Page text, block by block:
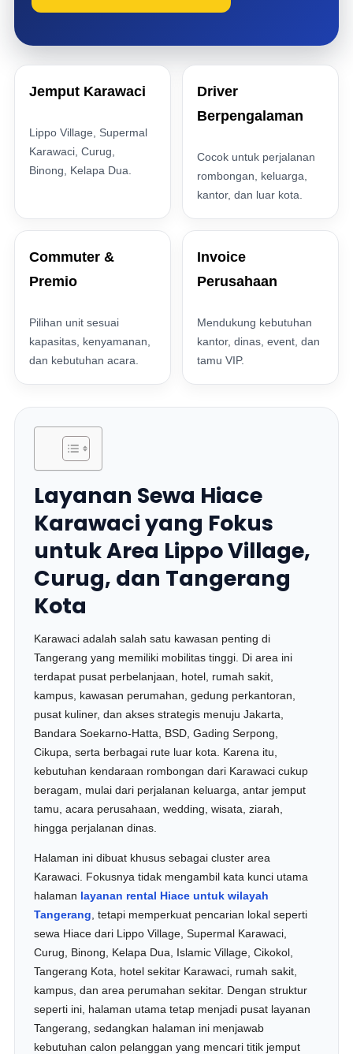
Jemput Karawaci
Lippo Village, Supermal
Karawaci, Curug,
Binong, Kelapa Dua.
Driver
Berpengalaman
Cocok untuk perjalanan
rombongan, keluarga,
kantor, dan luar kota.
Commuter &
Premio
Pilihan unit sesuai
kapasitas, kenyamanan,
dan kebutuhan acara.
Invoice
Perusahaan
Mendukung kebutuhan
kantor, dinas, event, dan
tamu VIP.
Layanan Sewa Hiace
Karawaci yang Fokus
untuk Area Lippo Village,
Curug, dan Tangerang
Kota
Karawaci adalah salah satu kawasan penting di
Tangerang yang memiliki mobilitas tinggi. Di area ini
terdapat pusat perbelanjaan, hotel, rumah sakit,
kampus, kawasan perumahan, gedung perkantoran,
pusat kuliner, dan akses strategis menuju Jakarta,
Bandara Soekarno-Hatta, BSD, Gading Serpong,
Cikupa, serta berbagai rute luar kota. Karena itu,
kebutuhan kendaraan rombongan dari Karawaci cukup
beragam, mulai dari perjalanan keluarga, antar jemput
tamu, acara perusahaan, wedding, wisata, ziarah,
hingga perjalanan dinas.
Halaman ini dibuat khusus sebagai cluster area
Karawaci. Fokusnya tidak mengambil kata kunci utama
halaman layanan rental Hiace untuk wilayah
Tangerang , tetapi memperkuat pencarian lokal seperti
sewa Hiace dari Lippo Village, Supermal Karawaci,
Curug, Binong, Kelapa Dua, Islamic Village, Cikokol,
Tangerang Kota, hotel sekitar Karawaci, rumah sakit,
kampus, dan area perumahan sekitar. Dengan struktur
seperti ini, halaman utama tetap menjadi pusat layanan
Tangerang, sedangkan halaman ini menjawab
kebutuhan calon pelanggan yang mencari titik jemput